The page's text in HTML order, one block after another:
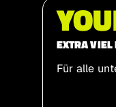
EXTRA
Für alle